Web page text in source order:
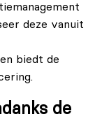
deze vanuit
biedt de
de